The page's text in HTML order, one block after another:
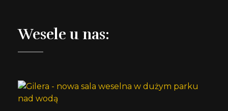
Wesele u nas: